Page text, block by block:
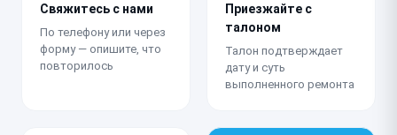
Свяжитесь с нами
По телефону или через
форму — опишите, что
повторилось
Приезжайте с
талоном
Талон подтверждает
дату и суть
выполненного ремонта